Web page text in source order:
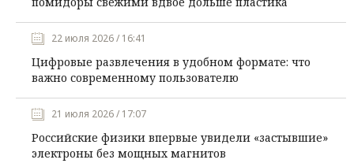
22 июля 2026 / 16:41
Цифровые развлечения в удобном формате: что
важно современному пользователю
21 июля 2026 / 17:07
Российские физики впервые увидели «застывшие»
электроны без мощных магнитов